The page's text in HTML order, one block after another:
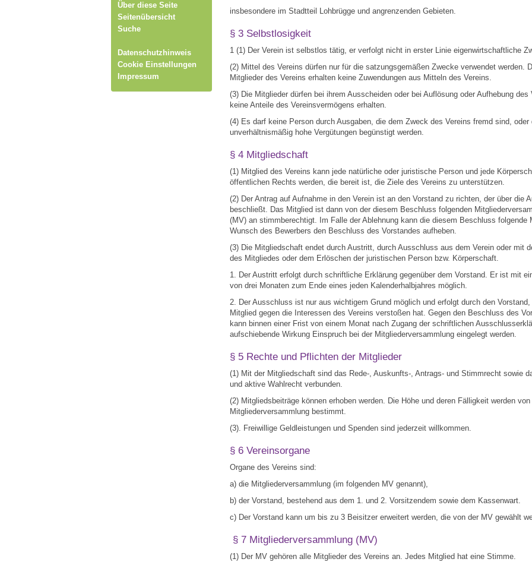
Über diese Seite
Seitenübersicht
Suche
Datenschutzhinweis
Cookie Einstellungen
Impressum
insbesondere im Stadtteil Lohbrügge und angrenzenden Gebieten.
§ 3 Selbstlosigkeit
1 (1) Der Verein ist selbstlos tätig, er verfolgt nicht in erster Linie eigenwirtschaftliche
(2) Mittel des Vereins dürfen nur für die satzungsgemäßen Zwecke verwendet werden.
Mitglieder des Vereins erhalten keine Zuwendungen aus Mitteln des Vereins.
(3) Die Mitglieder dürfen bei ihrem Ausscheiden oder bei Auflösung oder Aufhebung des
keine Anteile des Vereinsvermögens erhalten.
(4) Es darf keine Person durch Ausgaben, die dem Zweck des Vereins fremd sind, oder
unverhältnismäßig hohe Vergütungen begünstigt werden.
§ 4 Mitgliedschaft
(1) Mitglied des Vereins kann jede natürliche oder juristische Person und jede
öffentlichen Rechts werden, die bereit ist, die Ziele des Vereins zu unterstützen.
(2) Der Antrag auf Aufnahme in den Verein ist an den Vorstand zu richten, der über die
beschließt. Das Mitglied ist dann von der diesem Beschluss folgenden
(MV) an stimmberechtigt. Im Falle der Ablehnung kann die diesem Beschluss folgende
Wunsch des Bewerbers den Beschluss des Vorstandes aufheben.
(3) Die Mitgliedschaft endet durch Austritt, durch Ausschluss aus dem Verein oder mit
des Mitgliedes oder dem Erlöschen der juristischen Person bzw. Körperschaft.
1. Der Austritt erfolgt durch schriftliche Erklärung gegenüber dem Vorstand. Er ist mit
von drei Monaten zum Ende eines jeden Kalenderhalbjahres möglich.
2. Der Ausschluss ist nur aus wichtigem Grund möglich und erfolgt durch den Vorstand,
Mitglied gegen die Interessen des Vereins verstoßen hat. Gegen den Beschluss des
kann binnen einer Frist von einem Monat nach Zugang der schriftlichen
aufschiebende Wirkung Einspruch bei der Mitgliederversammlung eingelegt werden.
§ 5 Rechte und Pflichten der Mitglieder
(1) Mit der Mitgliedschaft sind das Rede-, Auskunfts-, Antrags- und Stimmrecht sowie
und aktive Wahlrecht verbunden.
(2) Mitgliedsbeiträge können erhoben werden. Die Höhe und deren Fälligkeit werden von
Mitgliederversammlung bestimmt.
(3). Freiwillige Geldleistungen und Spenden sind jederzeit willkommen.
§ 6 Vereinsorgane
Organe des Vereins sind:
a) die Mitgliederversammlung (im folgenden MV genannt),
b) der Vorstand, bestehend aus dem 1. und 2. Vorsitzendem sowie dem Kassenwart.
c) Der Vorstand kann um bis zu 3 Beisitzer erweitert werden, die von der MV gewählt
§ 7 Mitgliederversammlung (MV)
(1) Der MV gehören alle Mitglieder des Vereins an. Jedes Mitglied hat eine Stimme.